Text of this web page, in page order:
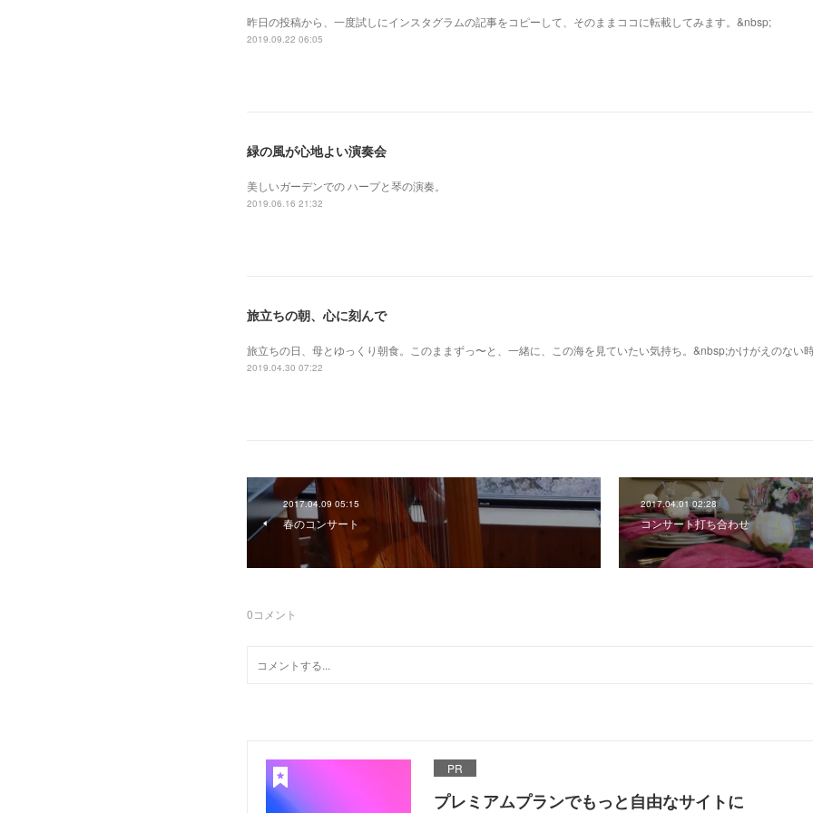
昨日の投稿から、一度試しにインスタグラムの記事をコピーして、そのままココに転載してみます。&nbsp;
2019.09.22 06:05
緑の風が心地よい演奏会
美しいガーデンでの ハープと琴の演奏。
2019.06.16 21:32
旅立ちの朝、心に刻んで
旅立ちの日、母とゆっくり朝食。このままずっ〜と、一緒に、この海を見ていたい気持ち。&nbsp;かけがえのない
2019.04.30 07:22
2017.04.09 05:15
春のコンサート
2017.04.01 02:28
コンサート打ち合わせ
0コメント
PR
プレミアムプランでもっと自由なサイトに